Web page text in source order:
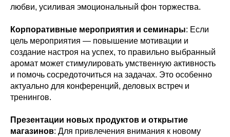
любви, усиливая эмоциональный фон торжества.
Корпоративные мероприятия и семинары: Если
цель мероприятия — повышение мотивации и
создание настроя на успех, то правильно выбранный
аромат может стимулировать умственную активность
и помочь сосредоточиться на задачах. Это особенно
актуально для конференций, деловых встреч и
тренингов.
Презентации новых продуктов и открытие
магазинов: Для привлечения внимания к новому